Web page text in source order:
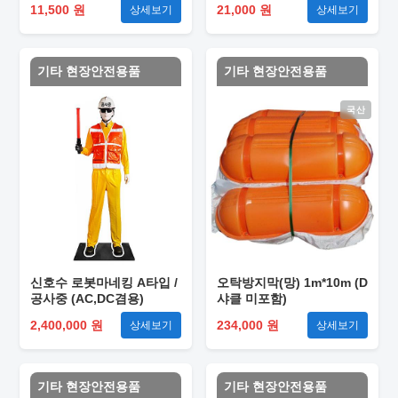
11,500 원 상세보기 21,000 원 상세보기
기타 현장안전용품
신호수 로봇마네킹 A타입 /
공사중 (AC,DC겸용)
2,400,000 원
상세보기
기타 현장안전용품
국산
오탁방지막(망) 1m*10m (D
샤클 미포함)
234,000 원
상세보기
기타 현장안전용품 기타 현장안전용품